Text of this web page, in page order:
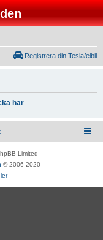
Registrera din Tesla/elbil
här
Limited
© 2006-2020